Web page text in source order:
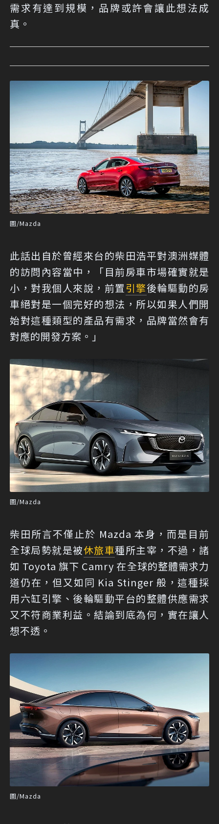
需求有達到規模，品牌或許會讓此想法成
真。
圖/Mazda
此話出自於曾經來台的柴田浩平對澳洲媒體
的訪問內容當中，「目前房車市場確實就是
小，對我個人來說，前置 引擎後輪驅動的房
車絕對是一個完好的想法，所以如果人們開
始對這種類型的產品有需求，品牌當然會有
對應的開發方案。」
圖/Mazda
柴田所言不僅止於 Mazda 本身，而是目前
全球局勢就是被休旅車種所主宰，不過，諸
如 Toyota 旗下 Camry 在全球的整體需求力
道仍在，但又如同 Kia Stinger 般，這種採
用六缸引擎、後輪驅動平台的整體供應需求
又不符商業利益。結論到底為何，實在讓人
想不透。
圖/Mazda